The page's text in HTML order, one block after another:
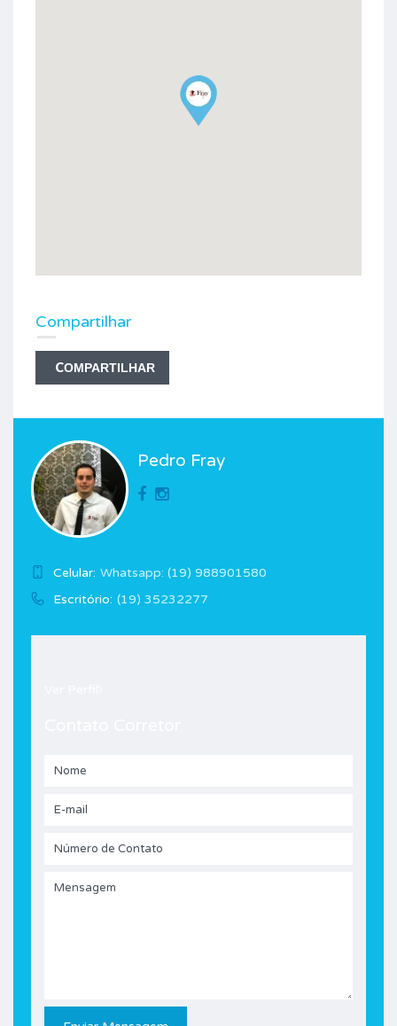
Compartilhar
COMPARTILHAR
Pedro Fray
Celular: Whatsapp: (19) 988901580
Escritório: (19) 35232277